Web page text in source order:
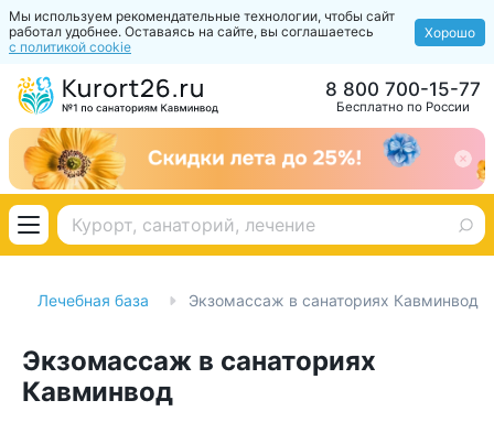
Мы используем рекомендательные технологии, чтобы сайт
работал удобнее. Оставаясь на сайте, вы соглашаетесь
с политикой cookie
Хорошо
Бесплатно по России
8 800 700-15-77
Лечебная база Экзомассаж в санаториях Кавминвод
Экзомассаж в санаториях
Кавминвод